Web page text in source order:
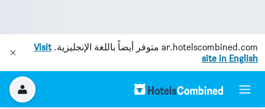
ar.hotelscombined.com متوفر أيضاً باللغة الإنجليزية.Visit
site in English